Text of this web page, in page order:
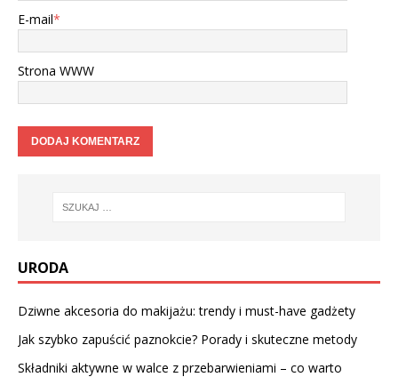
E-mail*
Strona WWW
URODA
Dziwne akcesoria do makijażu: trendy i must-have gadżety
Jak szybko zapuścić paznokcie? Porady i skuteczne metody
Składniki aktywne w walce z przebarwieniami – co warto